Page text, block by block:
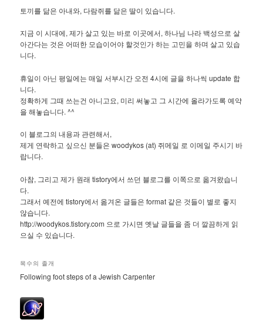
토끼를 닮은 아내와, 다람쥐를 닮은 딸이 있습니다.
지금 이 시대에, 제가 살고 있는 바로 이곳에서, 하나님 나라 백성으로 살
아간다는 것은 어떠한 모습이어야 할것인가 하는 고민을 하며 살고 있습
니다.
휴일이 아닌 평일에는 매일 서부시간 오전 4시에 글을 하나씩 update 합
니다.
정확하게 그때 쓰는건 아니고요, 미리 써놓고 그 시간에 올라가도록 예약
을 해놓습니다. ^^
이 블로그의 내용과 관련해서,
제게 연락하고 싶으신 분들은 woodykos (at) 쥐메일 로 이메일 주시기 바
랍니다.
아참, 그리고 제가 원래 tistory에서 쓰던 블로그를 이쪽으로 옮겨왔습니
다.
그래서 예전에 tistory에서 옮겨온 글들은 format 같은 것들이 별로 좋지
않습니다.
http://woodykos.tistory.com 으로 가시면 옛날 글들을 좀 더 깔끔하게 읽
으실 수 있습니다.
목수의 졸개
Following foot steps of a Jewish Carpenter